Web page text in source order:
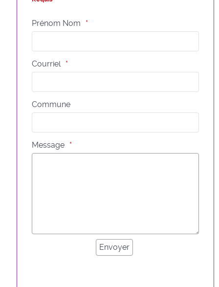
Prénom Nom
Courriel
Commune
Message